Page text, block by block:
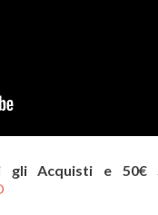
Acquisti e 50€